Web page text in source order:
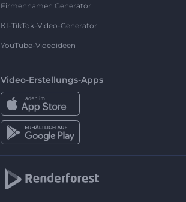
Firmennamen Generator
KI-TikTok-Video-Generator
YouTube-Videoideen
Video-Erstellungs-Apps